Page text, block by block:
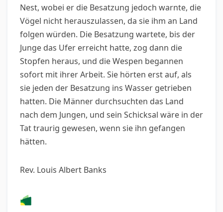
Nest, wobei er die Besatzung jedoch warnte, die
Vögel nicht herauszulassen, da sie ihm an Land
folgen würden. Die Besatzung wartete, bis der
Junge das Ufer erreicht hatte, zog dann die
Stopfen heraus, und die Wespen begannen
sofort mit ihrer Arbeit. Sie hörten erst auf, als
sie jeden der Besatzung ins Wasser getrieben
hatten. Die Männer durchsuchten das Land
nach dem Jungen, und sein Schicksal wäre in der
Tat traurig gewesen, wenn sie ihn gefangen
hätten.
Rev. Louis Albert Banks